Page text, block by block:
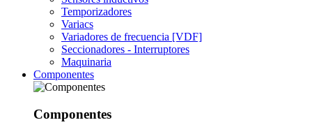
Temporizadores
Variacs
Variadores de frecuencia [VDF]
Seccionadores - Interruptores
Maquinaria
Componentes
Componentes